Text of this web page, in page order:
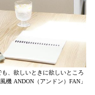
、欲しいときに欲しいところ
機 ANDON（アンドン）FAN」